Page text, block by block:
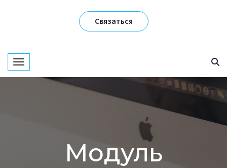
Связаться
Toggle navigation
Модуль